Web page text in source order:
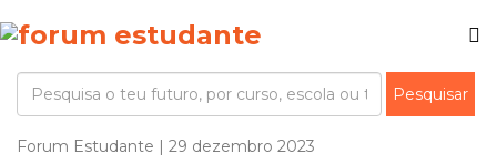
Forum Estudante | 29 dezembro 2023